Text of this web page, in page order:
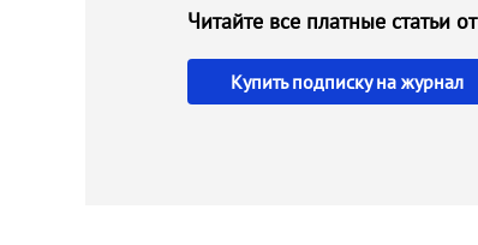
Читайте все платные статьи
Купить подписку на журнал